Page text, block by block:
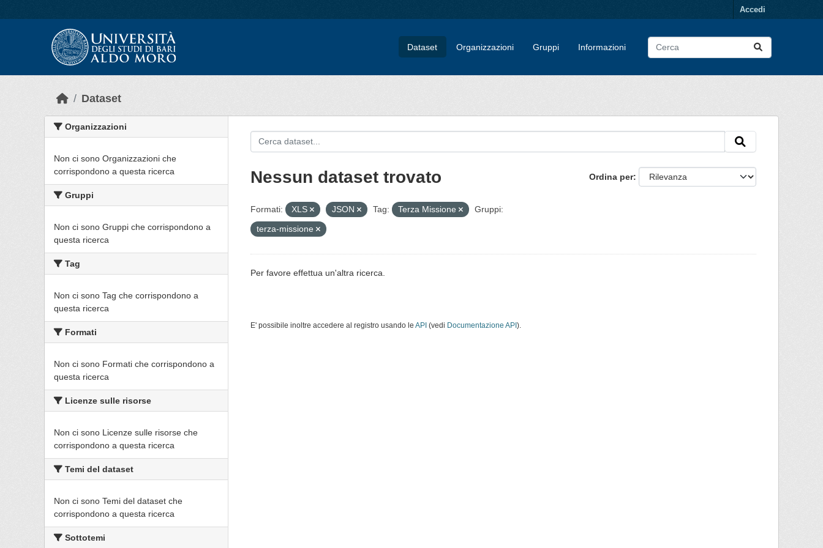
Accedi
Dataset Organizzazioni Gruppi Informazioni
Dataset
Organizzazioni
Non ci sono Organizzazioni che
corrispondono a questa ricerca
Gruppi
Non ci sono Gruppi che corrispondono a
questa ricerca
Tag
Non ci sono Tag che corrispondono a
questa ricerca
Formati
Non ci sono Formati che corrispondono a
questa ricerca
Licenze sulle risorse
Non ci sono Licenze sulle risorse che
corrispondono a questa ricerca
Temi del dataset
Non ci sono Temi del dataset che
corrispondono a questa ricerca
Sottotemi
Ordina per
Nessun dataset trovato
Formati: XLS JSON Tag: Terza Missione
Gruppi:
terza-missione
Per favore effettua un'altra ricerca.
E' possibile inoltre accedere al registro usando le API (vedi Documentazione API ).